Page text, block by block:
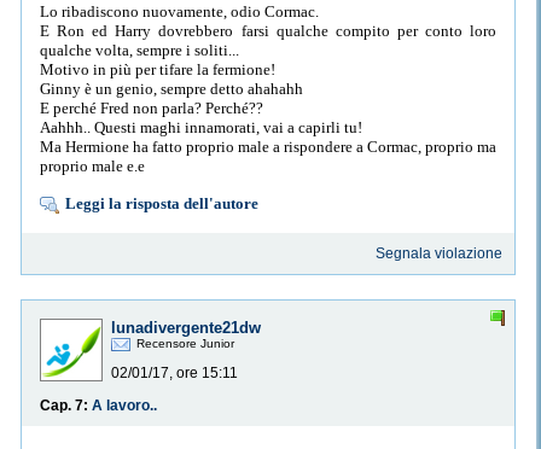
Lo ribadiscono nuovamente, odio Cormac.
E Ron ed Harry dovrebbero farsi qualche compito per conto loro
qualche volta, sempre i soliti...
Motivo in più per tifare la fermione!
Ginny è un genio, sempre detto ahahahh
E perché Fred non parla? Perché??
Aahhh.. Questi maghi innamorati, vai a capirli tu!
Ma Hermione ha fatto proprio male a rispondere a Cormac, proprio ma
proprio male e.e
Leggi la risposta dell'autore
Segnala violazione
lunadivergente21dw
Recensore Junior
02/01/17, ore 15:11
Cap. 7: A lavoro..